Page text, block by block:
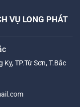
VỤ LONG PHÁT
TP.Từ Sơn, T.Bắc